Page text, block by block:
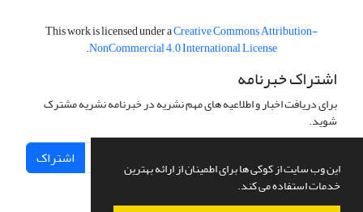
این وب سایت از کوکی ها برای اطمینان از ارائه بهترین
خدمات استفاده می کند.
This work is licensed under aCreative Commons Attribution-
NonCommercial 4.0 International License
.
اشتراک خبرنامه
برای دریافت اخبار و اطلاعیه های مهم نشریه در خبرنامه نشریه مشترک
شوید.
اشتراک